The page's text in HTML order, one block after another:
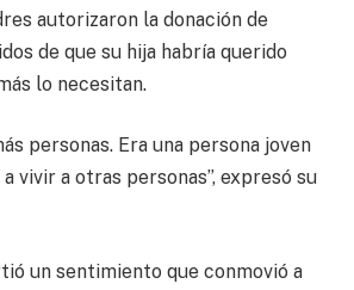
autorizaron la donación de
de que su hija habría querido
lo necesitan.
personas. Era una persona joven
vivir a otras personas”, expresó su
un sentimiento que conmovió a